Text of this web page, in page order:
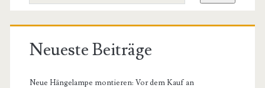
Neueste Beiträge
Neue Hängelampe montieren: Vor dem Kauf an